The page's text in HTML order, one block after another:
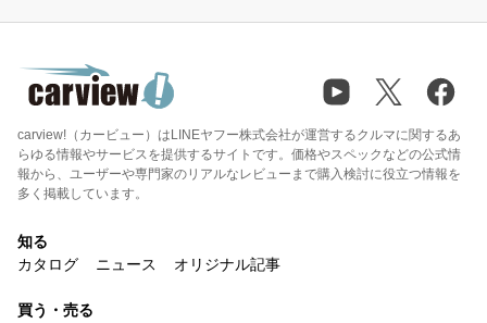
carview!（カービュー）はLINEヤフー株式会社が運営するクルマに関するあ
らゆる情報やサービスを提供するサイトです。価格やスペックなどの公式情
報から、ユーザーや専門家のリアルなレビューまで購入検討に役立つ情報を
多く掲載しています。
知る
カタログ
ニュース オリジナル記事
買う・売る